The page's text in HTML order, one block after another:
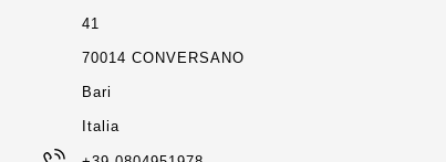
41
70014 CONVERSANO
Bari
Italia